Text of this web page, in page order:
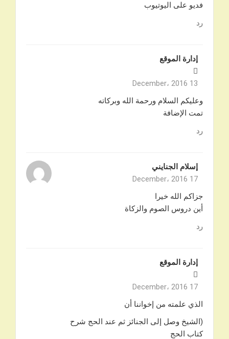
فديو على اليوتيوب
رد
إدارة الموقع
13 December، 2016
وعليكم السلام ورحمة الله وبركاته
تمت الإضافة
رد
إسلام الجنايني
17 December، 2016
جزاكم الله خيرا
أين دروس الصوم والزكاة
رد
إدارة الموقع
17 December، 2016
الذي علمته من إخواننا أن
(الشيخ وصل إلى الجنائز ثم عند الحج شرح
كتاب الحج